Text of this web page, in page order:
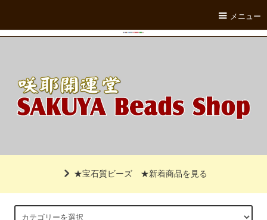
メニュー
★宝石質ビーズ ★新着商品を見る